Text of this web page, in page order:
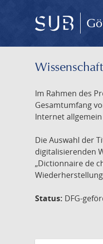
Im Rahmen des
Gesamtumfang
Internet
Die Auswahl der
digitalisierenden
„Dictionnaire de
Status: DFG-